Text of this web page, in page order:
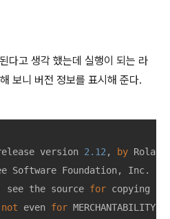
다고 생각 했는데 실행이 되는 라
보니 버전 정보를 표시해 준다.
version 2.12 , by
Software Foundation, Inc.
the source for copying
not even for MERCHANTABILITY